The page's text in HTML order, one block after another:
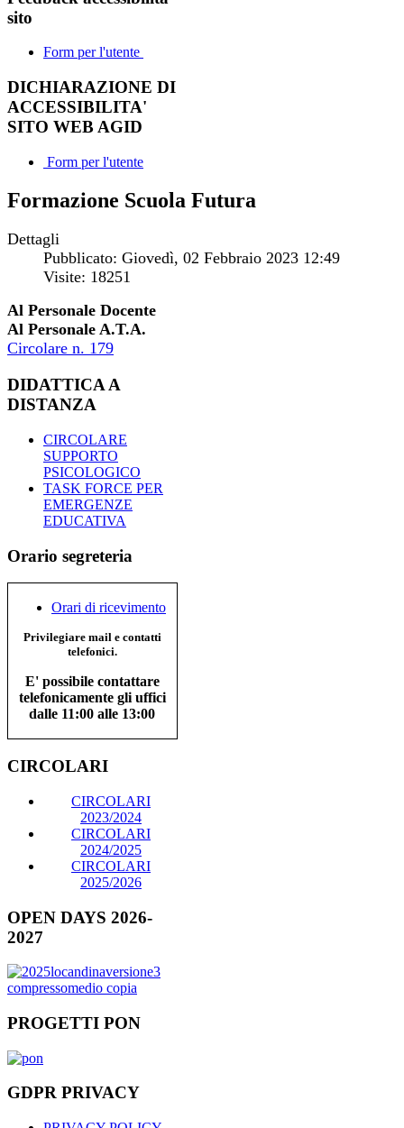
sito
Form per l'utente
DICHIARAZIONE DI
ACCESSIBILITA'
SITO WEB AGID
Form per l'utente
Formazione Scuola Futura
Dettagli
Pubblicato: Giovedì, 02 Febbraio 2023 12:49
Visite: 18251
Al Personale Docente
Al Personale A.T.A.
Circolare n. 179
DIDATTICA A
DISTANZA
CIRCOLARE
SUPPORTO
PSICOLOGICO
TASK FORCE PER
EMERGENZE
EDUCATIVA
Orario segreteria
Orari di ricevimento
Privilegiare mail e contatti
telefonici.
E' possibile contattare
telefonicamente gli uffici
dalle 11:00 alle 13:00
CIRCOLARI
CIRCOLARI
2023/2024
CIRCOLARI
2024/2025
CIRCOLARI
2025/2026
OPEN DAYS 2026-
2027
PROGETTI PON
GDPR PRIVACY